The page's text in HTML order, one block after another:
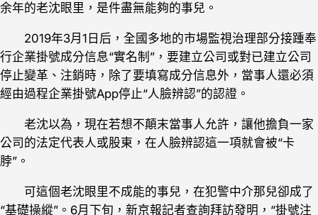
余年的老沈眼里，是件盡無能夠的事兒。
2019年3月1日后，全國多地的市場監視治理部分接踵奉
行企業掛號成分信息“實名制”，要建立公司或對已建立公司
停止變革、注銷時，除了要填寫成分信息外，當事人還必須
經由過程企業掛號App停止“人臉辨認”的認證。
老沈以為，現在若想不顛末當事人允許，讓他擔負一家
公司的法定代表人或股東，在人臉辨認這一項就會被“卡
脖”。
可這個老沈眼里不成能的事兒，在犯警中介那兒卻成了
“基礎操縱”。6月下旬，新京報記者查詢拜訪發明，“掛號注